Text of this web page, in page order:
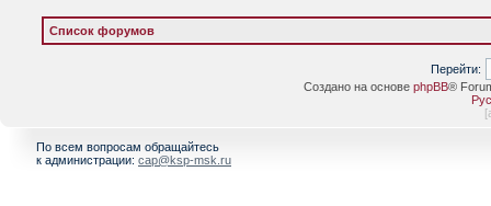
Список форумов
Перейти:
Создано на основе phpBB®
[
По всем вопросам обращайтесь
к администрации: cap@ksp-msk.ru